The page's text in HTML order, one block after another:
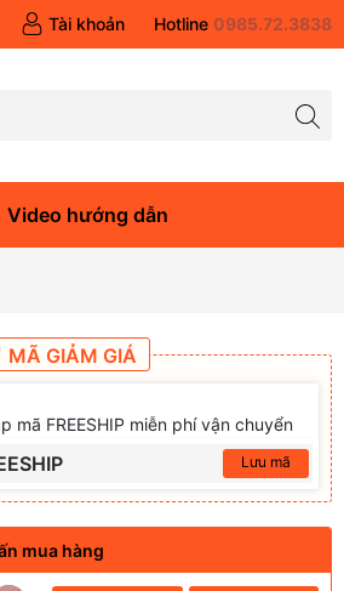
Tài khoản Hotline 0985.72.3838
Video hướng dẫn
MÃ GIẢM GIÁ
mã FREESHIP miễn phí vận chuyển
Lưu mã
mua hàng